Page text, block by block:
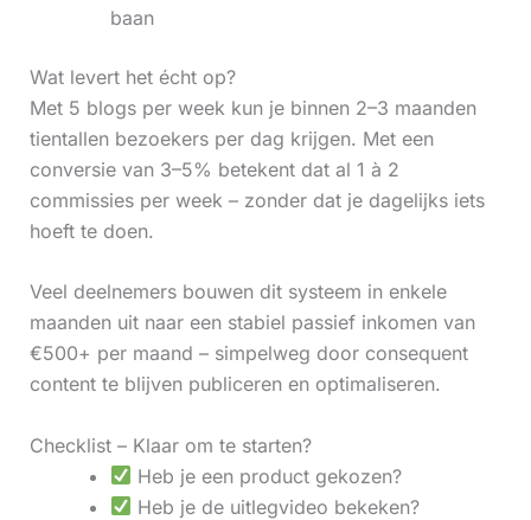
baan
Wat levert het écht op?
Met 5 blogs per week kun je binnen 2–3 maanden
tientallen bezoekers per dag krijgen. Met een
conversie van 3–5% betekent dat al 1 à 2
commissies per week – zonder dat je dagelijks iets
hoeft te doen.
Veel deelnemers bouwen dit systeem in enkele
maanden uit naar een stabiel passief inkomen van
€500+ per maand – simpelweg door consequent
content te blijven publiceren en optimaliseren.
Checklist – Klaar om te starten?
Heb je een product gekozen?
Heb je de uitlegvideo bekeken?